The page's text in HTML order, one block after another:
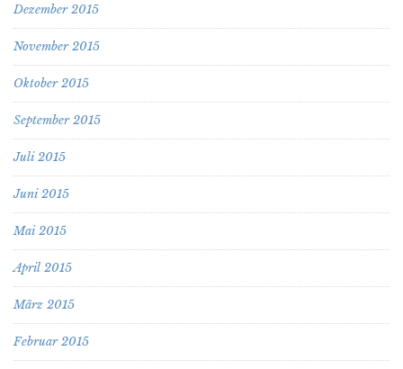
Dezember 2015
November 2015
Oktober 2015
September 2015
Juli 2015
Juni 2015
Mai 2015
April 2015
März 2015
Februar 2015